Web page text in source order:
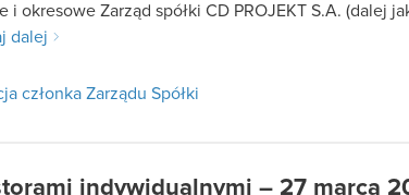
i okresowe Zarząd spółki CD PROJEKT S.A. (dalej
dalej
członka Zarządu Spółki
indywidualnymi – 27 marca